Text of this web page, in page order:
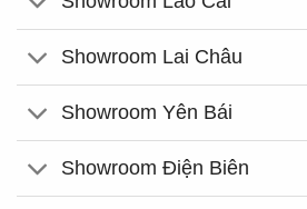
Showroom Lai Châu
Showroom Yên Bái
Showroom Điện Biên